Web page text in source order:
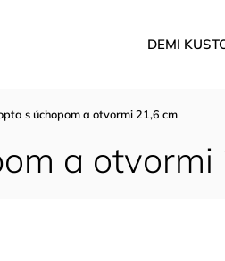
DEMI
s úchopom a otvormi 21,6 cm
a otvormi